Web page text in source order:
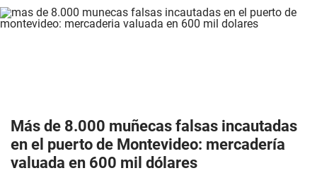
Más de 8.000 muñecas falsas incautadas
en el puerto de Montevideo: mercadería
valuada en 600 mil dólares